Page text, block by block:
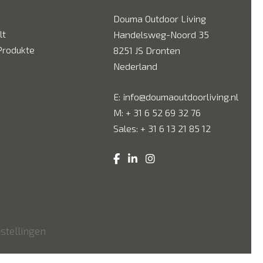
Douma Outdoor Living
Handelsweg-Noord 35
8251 JS Dronten
Nederland
E: info@doumaoutdoorliving.nl
M: + 31 6 52 69 32 76
Sales: + 31 6 13 21 85 12